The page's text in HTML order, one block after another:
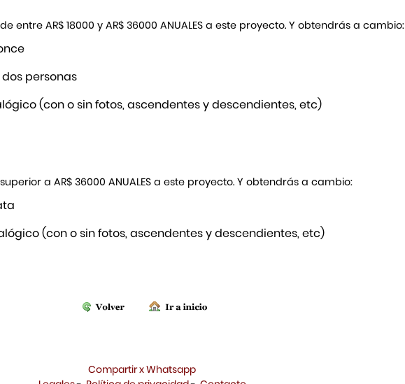
entre AR$ 18000 y AR$ 36000 ANUALES a este proyecto. Y obtendrás a cambio:
personas
(con o sin fotos, ascendentes y descendientes, etc)
a AR$ 36000 ANUALES a este proyecto. Y obtendrás a cambio:
(con o sin fotos, ascendentes y descendientes, etc)
Compartir x Whatsapp